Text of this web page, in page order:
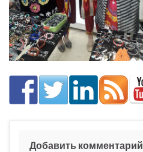
Добавить комментарий